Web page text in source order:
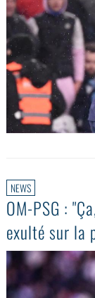
NEWS
OM-PSG :
exulté sur la